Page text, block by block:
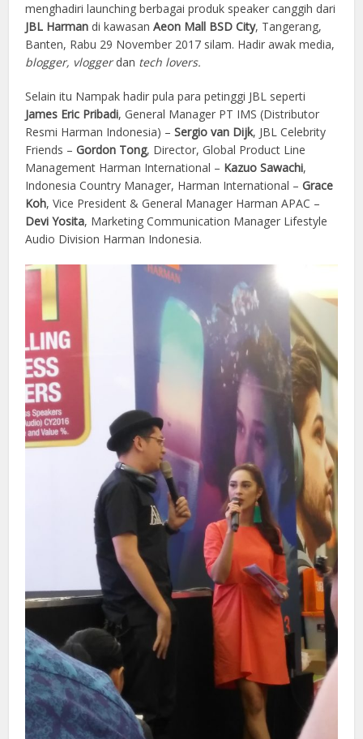
menghadiri launching berbagai produk speaker canggih dari
JBL Harman di kawasanAeon Mall BSD City, Tangerang,
Banten, Rabu 29 November 2017 silam. Hadir awak media,
blogger, vloggerdan tech lovers.
Selain itu Nampak hadir pula para petinggi JBL seperti
James Eric Pribadi, General Manager PT IMS (Distributor
Resmi Harman Indonesia) –Sergio van Dijk, JBL Celebrity
Friends –Gordon Tong, Director, Global Product Line
Management Harman International – Kazuo Sawachi,
Indonesia Country Manager, Harman International –Grace
Koh, Vice President & General Manager Harman APAC –
Devi Yosita, Marketing Communication Manager Lifestyle
Audio Division Harman Indonesia.